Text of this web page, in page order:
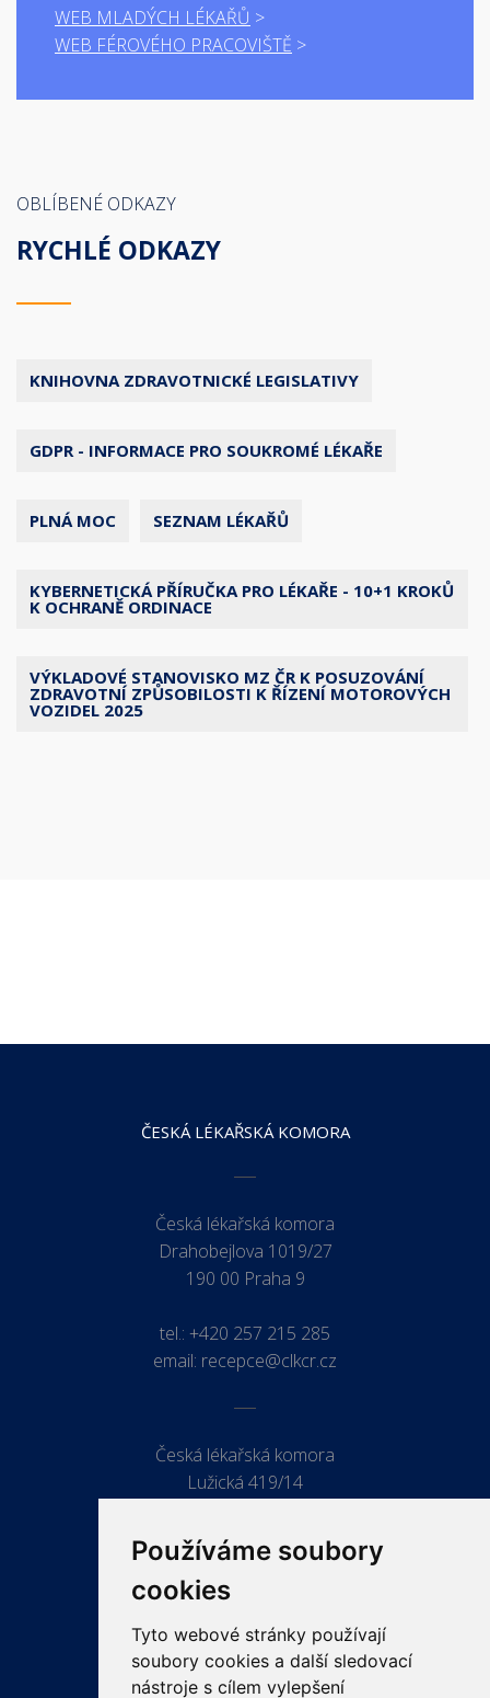
Používáme soubory
cookies
Tyto webové stránky používají
soubory cookies a další sledovací
nástroje s cílem vylepšení
WEB MLADÝCH LÉKAŘŮ
WEB FÉROVÉHO PRACOVIŠTĚ
OBLÍBENÉ ODKAZY
RYCHLÉ ODKAZY
KNIHOVNA ZDRAVOTNICKÉ LEGISLATIVY
GDPR - INFORMACE PRO SOUKROMÉ LÉKAŘE
PLNÁ MOC SEZNAM LÉKAŘŮ
KYBERNETICKÁ PŘÍRUČKA PRO LÉKAŘE - 10+1 KROKŮ
K OCHRANĚ ORDINACE
VÝKLADOVÉ STANOVISKO MZ ČR K POSUZOVÁNÍ
ZDRAVOTNÍ ZPŮSOBILOSTI K ŘÍZENÍ MOTOROVÝCH
VOZIDEL 2025
ČESKÁ LÉKAŘSKÁ KOMORA
Česká lékařská komora
Drahobejlova 1019/27
190 00 Praha 9
tel.: +420 257 215 285
email: recepce@clkcr.cz
Česká lékařská komora
Lužická 419/14
ODKAZY
PRO LÉKAŘE